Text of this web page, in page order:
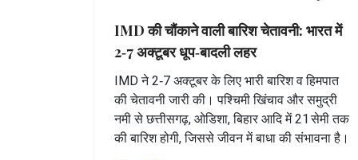
IMD की चौंकाने वाली बारिश चेतावनी: भारत में
2‑7 अक्टूबर धूप‑बादली लहर
IMD ने 2‑7 अक्टूबर के लिए भारी बारिश व हिमपात
की चेतावनी जारी की। पश्चिमी खिंचाव और समुद्री
नमी से छत्तीसगढ़, ओडिशा, बिहार आदि में 21 सेमी तक
की बारिश होगी, जिससे जीवन में बाधा की संभावना है।